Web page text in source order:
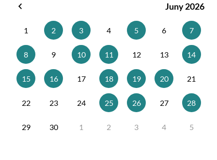
Juny 2026
1 2 3 4 5 6 7
8 9 10 11 12 13 14
15 16 17 18 19 20 21
22 23 24 25 26 27 28
29 30 1 2 3 4 5